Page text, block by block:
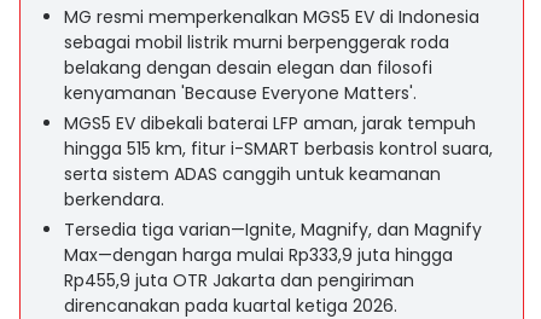
MG resmi memperkenalkan MGS5 EV di Indonesia
sebagai mobil listrik murni berpenggerak roda
belakang dengan desain elegan dan filosofi
kenyamanan 'Because Everyone Matters'.
MGS5 EV dibekali baterai LFP aman, jarak tempuh
hingga 515 km, fitur i-SMART berbasis kontrol suara,
serta sistem ADAS canggih untuk keamanan
berkendara.
Tersedia tiga varian—Ignite, Magnify, dan Magnify
Max—dengan harga mulai Rp333,9 juta hingga
Rp455,9 juta OTR Jakarta dan pengiriman
direncanakan pada kuartal ketiga 2026.